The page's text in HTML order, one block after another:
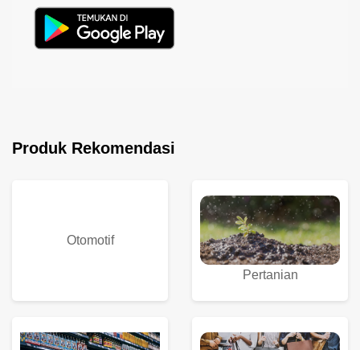
Produk Rekomendasi
Otomotif
Pertanian